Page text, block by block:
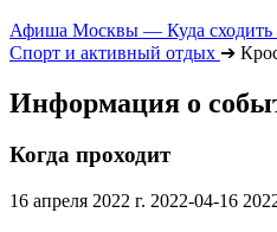
Афиша Москвы — Куда сходить
Спорт и активный отдых ➔
Информация о
Когда проходит
16 апреля 2022 г. 2022-04-16